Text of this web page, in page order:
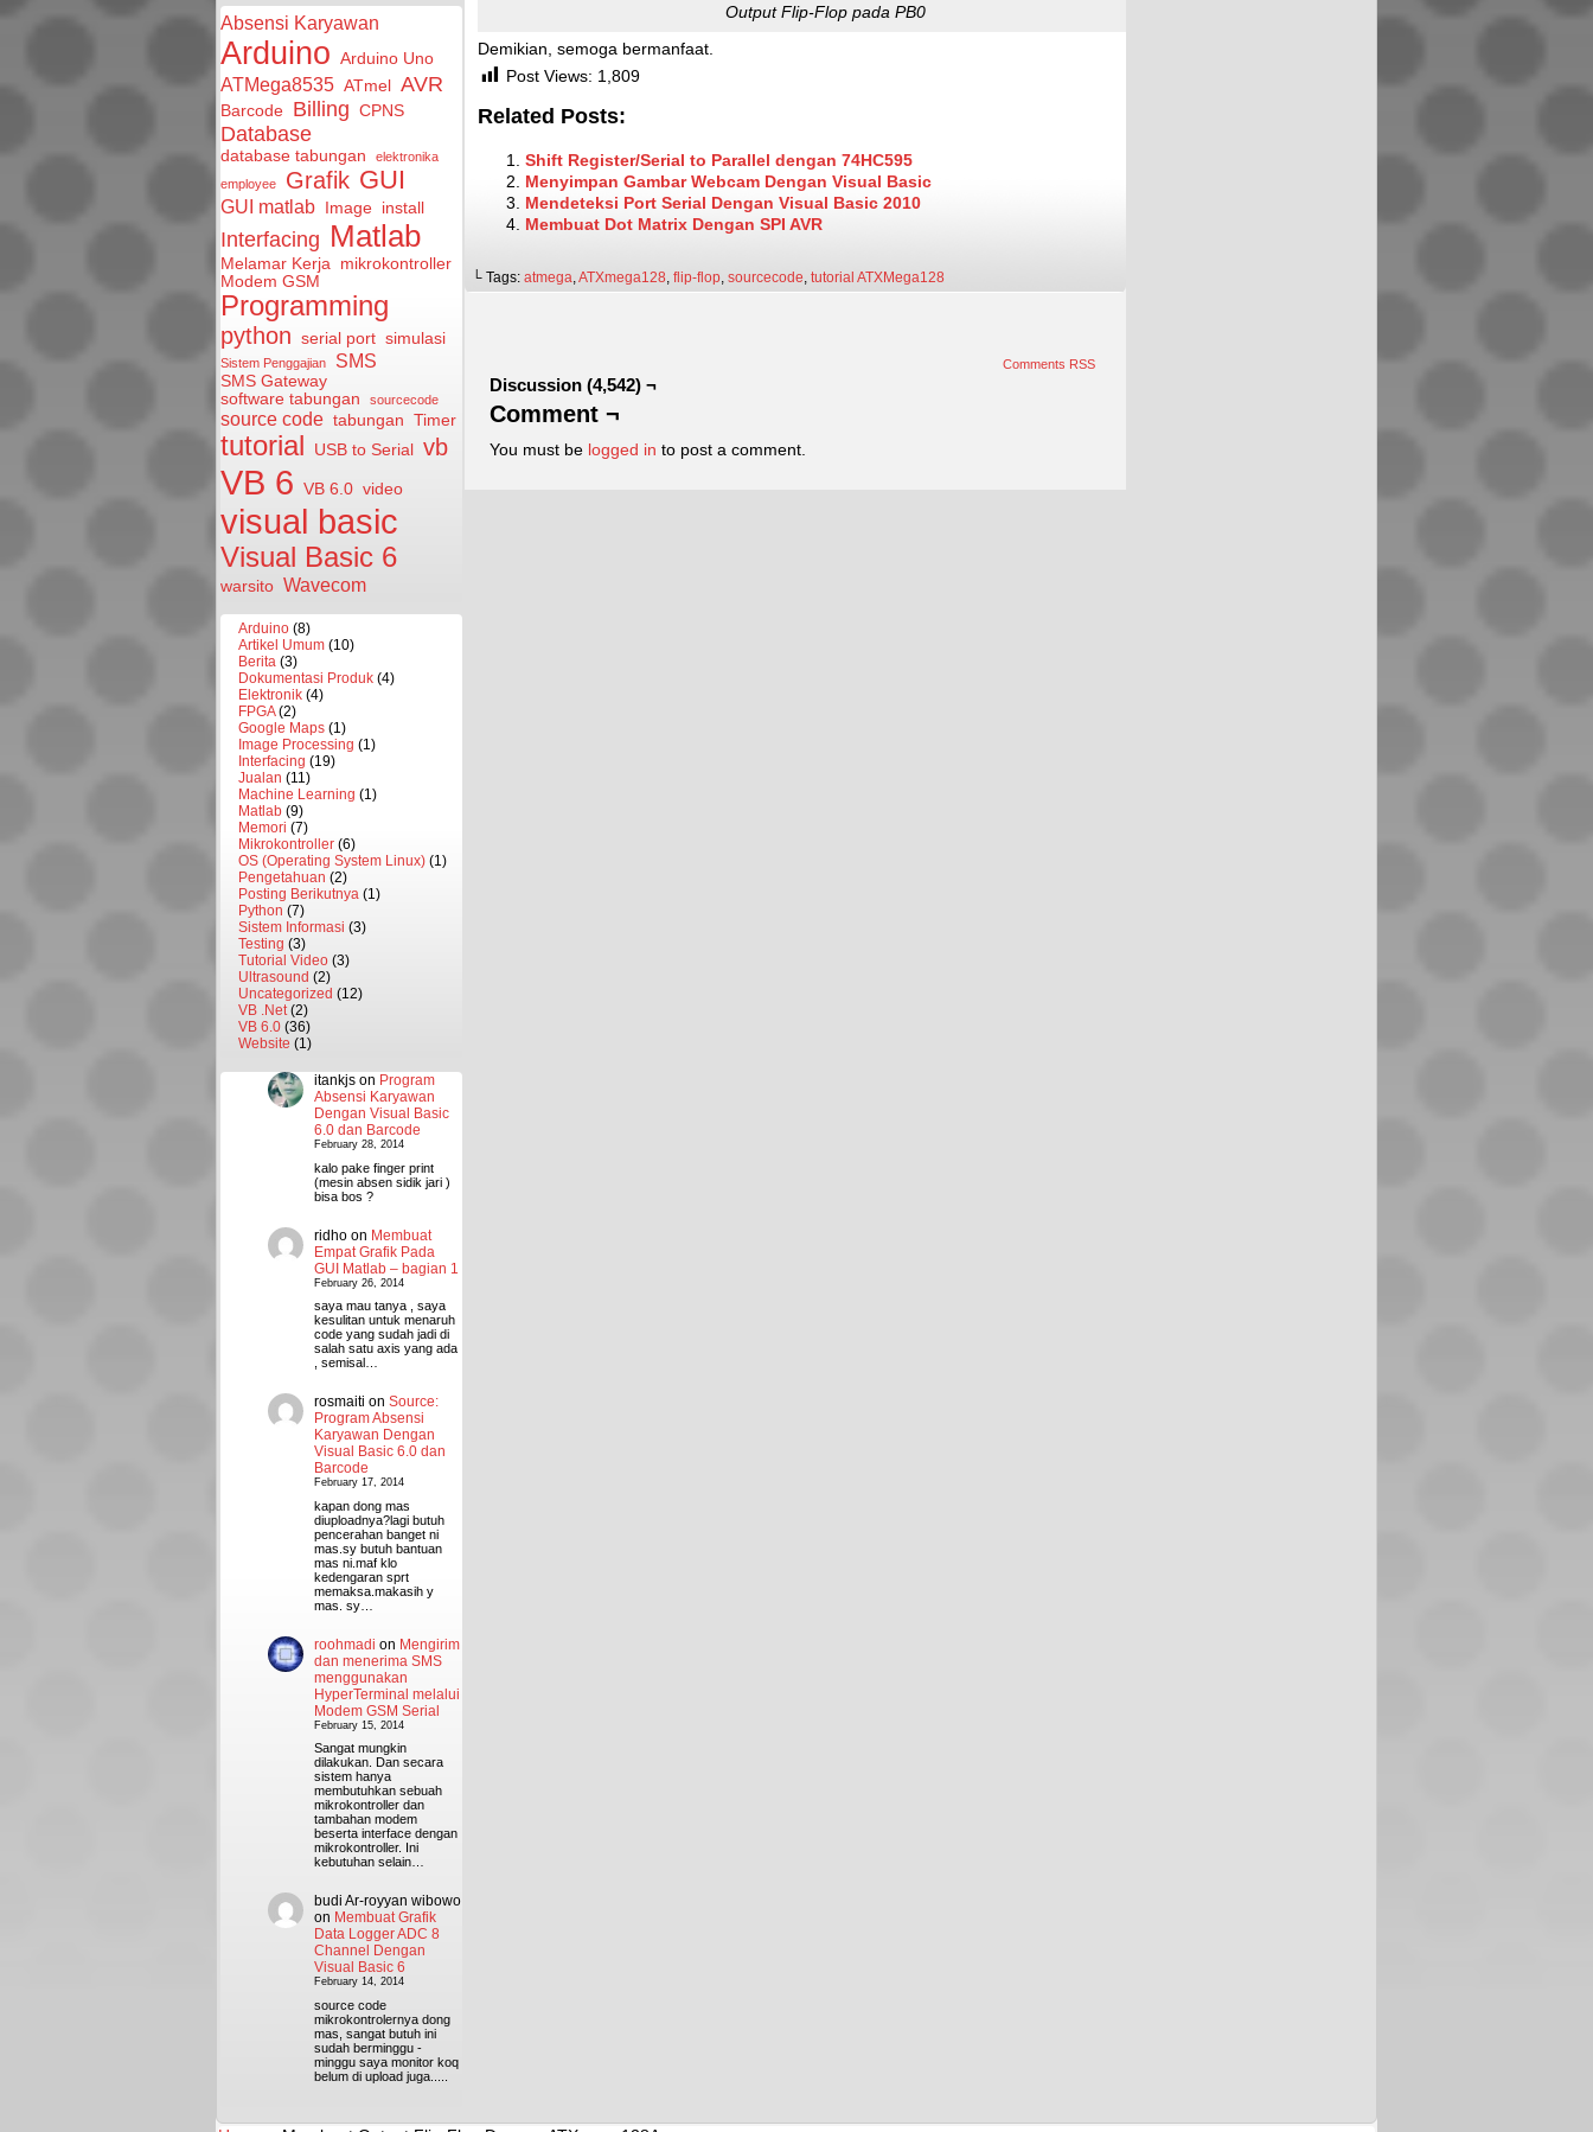
Absensi Karyawan
Arduino Arduino Uno
ATMega8535 ATmel AVR
Barcode Billing CPNS
Database
database tabungan
elektronika
employee
Grafik GUI
GUI matlab Image install
Interfacing Matlab
Melamar Kerja mikrokontroller
Modem GSM
Programming
python serial port simulasi
Sistem Penggajian SMS
SMS Gateway
software tabungan
sourcecode
source code tabungan Timer
tutorial USB to Serial vb
VB 6 VB 6.0 video
visual basic
Visual Basic 6
warsito Wavecom
Arduino (8)
Artikel Umum (10)
Berita (3)
Dokumentasi Produk (4)
Elektronik (4)
FPGA(2)
Google Maps (1)
Image Processing (1)
Interfacing (19)
Jualan (11)
Machine Learning (1)
Matlab (9)
Memori (7)
Mikrokontroller (6)
OS (Operating System Linux) (1)
Pengetahuan (2)
Posting Berikutnya (1)
Python (7)
Sistem Informasi (3)
Testing (3)
Tutorial Video (3)
Ultrasound (2)
Uncategorized (12)
VB .Net(2)
VB 6.0 (36)
Website (1)
itankjs on Program
Absensi Karyawan
Dengan Visual Basic
6.0 dan Barcode
February 28, 2014
kalo pake finger print
(mesin absen sidik jari )
bisa bos ?
ridho on Membuat
Empat Grafik Pada
GUI Matlab – bagian 1
February 26, 2014
saya mau tanya , saya
kesulitan untuk menaruh
code yang sudah jadi di
salah satu axis yang ada
, semisal…
rosmaiti on Source:
Program Absensi
Karyawan Dengan
Visual Basic 6.0 dan
Barcode
February 17, 2014
kapan dong mas
diuploadnya?lagi butuh
pencerahan banget ni
mas.sy butuh bantuan
mas ni.maf klo
kedengaran sprt
memaksa.makasih y
mas. sy…
roohmadi on Mengirim
dan menerima SMS
menggunakan
HyperTerminal melalui
Modem GSM Serial
February 15, 2014
Sangat mungkin
dilakukan. Dan secara
sistem hanya
membutuhkan sebuah
mikrokontroller dan
tambahan modem
beserta interface dengan
mikrokontroller. Ini
kebutuhan selain…
budi Ar-royyan wibowo
on Membuat Grafik
Data Logger ADC 8
Channel Dengan
Visual Basic 6
February 14, 2014
source code
mikrokontrolernya dong
mas, sangat butuh ini
sudah berminggu -
minggu saya monitor koq
belum di upload juga.....
Output Flip-Flop pada PB0
Demikian, semoga bermanfaat.
Post Views: 1,809
Related Posts:
Shift Register/Serial to Parallel dengan 74HC595
Menyimpan Gambar Webcam Dengan Visual Basic
Mendeteksi Port Serial Dengan Visual Basic 2010
Membuat Dot Matrix Dengan SPI AVR
└ Tags: atmega,ATXmega128, flip-flop, sourcecode, tutorial ATXMega128
Comments RSS
Discussion (4,542) ¬
Comment ¬
You must be logged in to post a comment.